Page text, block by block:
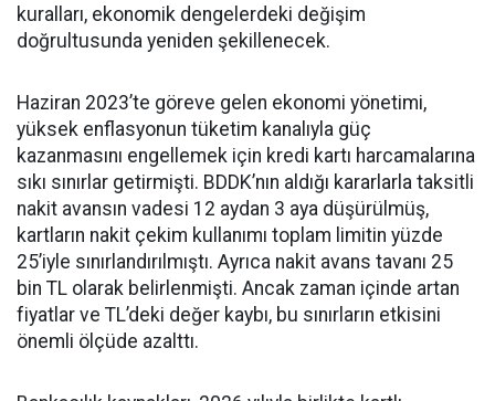
kuralları, ekonomik dengelerdeki değişim
doğrultusunda yeniden şekillenecek.
Haziran 2023’te göreve gelen ekonomi yönetimi,
yüksek enflasyonun tüketim kanalıyla güç
kazanmasını engellemek için kredi kartı harcamalarına
sıkı sınırlar getirmişti. BDDK’nın aldığı kararlarla taksitli
nakit avansın vadesi 12 aydan 3 aya düşürülmüş,
kartların nakit çekim kullanımı toplam limitin yüzde
25’iyle sınırlandırılmıştı. Ayrıca nakit avans tavanı 25
bin TL olarak belirlenmişti. Ancak zaman içinde artan
fiyatlar ve TL’deki değer kaybı, bu sınırların etkisini
önemli ölçüde azalttı.